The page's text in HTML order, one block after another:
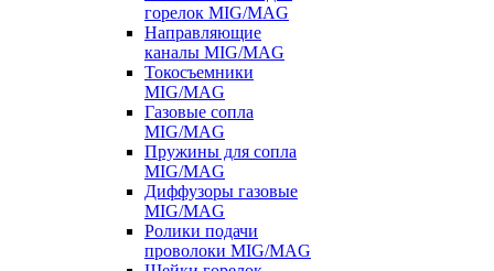
горелок MIG/MAG
Направляющие
каналы MIG/MAG
Токосъемники
MIG/MAG
Газовые сопла
MIG/MAG
Пружины для сопла
MIG/MAG
Диффузоры газовые
MIG/MAG
Ролики подачи
проволоки MIG/MAG